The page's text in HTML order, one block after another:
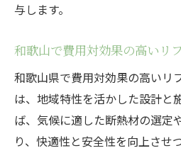
与します。
和歌山で費用対効果の高いリ
和歌山県で費用対効果の高いリ
は、地域特性を活かした設計と
ば、気候に適した断熱材の選定
り、快適性と安全性を向上させ